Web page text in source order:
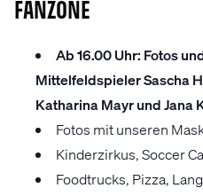
FANZONE
Ab 16.00 Uhr: Fotos
Mittelfeldspieler Sascha
Katharina Mayr und Jana
Fotos mit unseren
Kinderzirkus, Soccer
Foodtrucks, Pizza,